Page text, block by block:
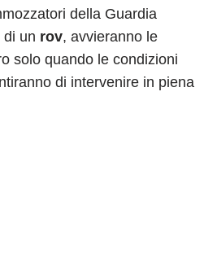
della Guardia
di un rov, avvieranno le
solo quando le condizioni
di intervenire in piena